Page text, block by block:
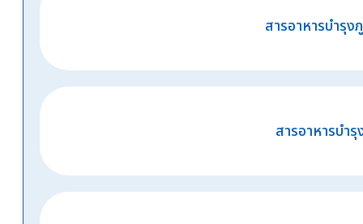
สารอาหารบำรุ
สารอาหารบำรุ